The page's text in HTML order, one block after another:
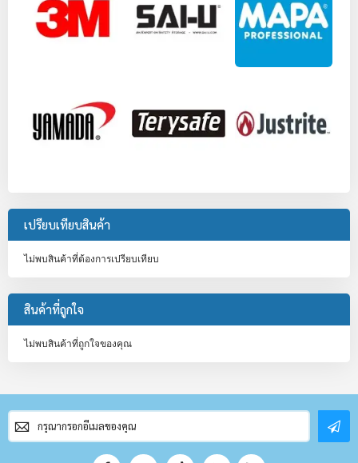
เปรียบเทียบสินค้า
ไม่พบสินค้าที่ต้องการเปรียบเทียบ
สินค้าที่ถูกใจ
ไม่พบสินค้าที่ถูกใจของคุณ
สมัคร
สมาชิก
จดหมาย